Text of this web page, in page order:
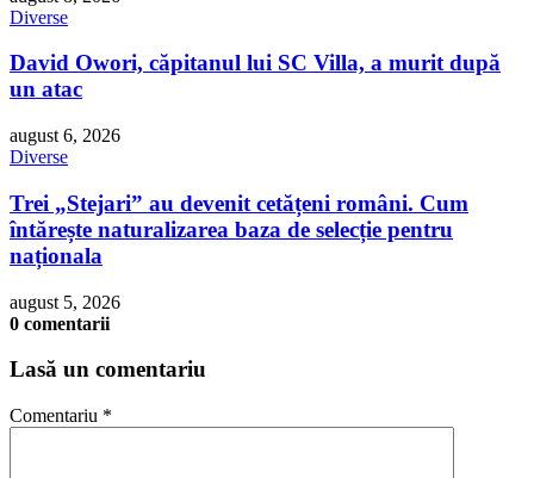
Diverse
David Owori, căpitanul lui SC Villa, a murit după
un atac
august 6, 2026
Diverse
Trei „Stejari” au devenit cetățeni români. Cum
întărește naturalizarea baza de selecție pentru
naționala
august 5, 2026
0 comentarii
Lasă un comentariu
Comentariu *